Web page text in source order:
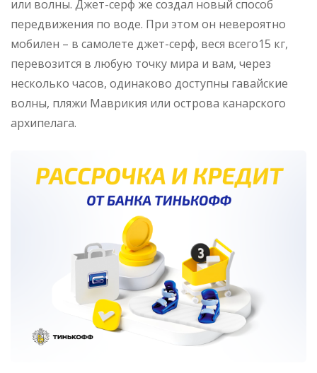
или волны. Джет-серф же создал новый способ
передвижения по воде. При этом он невероятно
мобилен – в самолете джет-серф, веся всего15 кг,
перевозится в любую точку мира и вам, через
несколько часов, одинаково доступны гавайские
волны, пляжи Маврикия или острова канарского
архипелага.